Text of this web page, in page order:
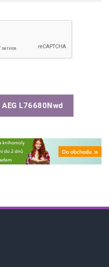
AEG L76680Nwd